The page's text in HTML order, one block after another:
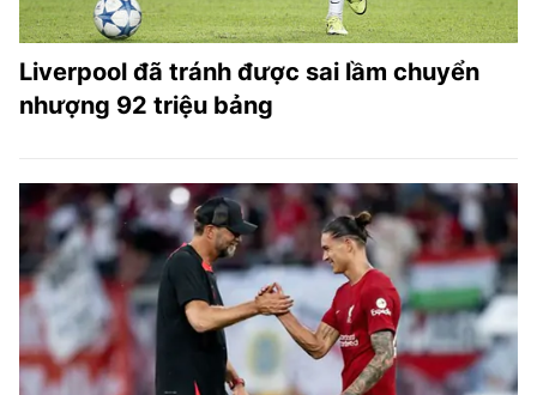
Liverpool đã tránh được sai lầm chuyển
nhượng 92 triệu bảng